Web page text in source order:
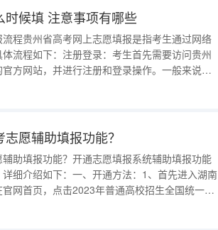
时候填 注意事项有哪些
程贵州省高考网上志愿填报是指考生通过网络
流程如下：注册登录：考生首先需要访问贵州
方网站，并进行注册和登录操作。一般来说，
息，如姓名、身份证号码等，并设置账号和密
愿辅助填报功能？
助填报功能？开通志愿填报系统辅助填报功能
细介绍如下：一、开通方法：1、首先进入湖南
网首页，点击2023年普通高校招生全国统一考
考报名选项。2、在高考报名页面，选择高考报